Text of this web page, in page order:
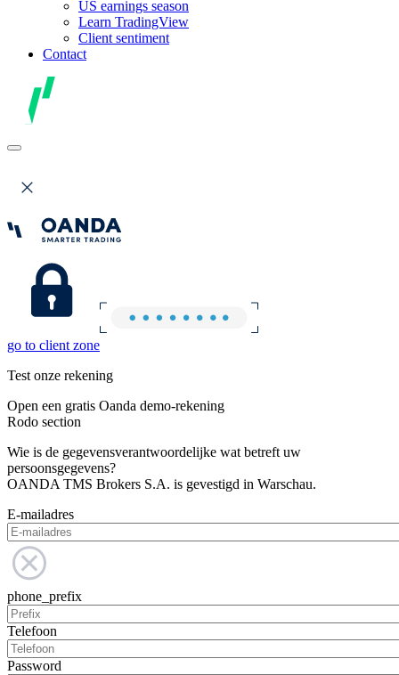
US earnings season
Learn TradingView
Client sentiment
Contact
go to client zone
Test onze rekening
Open een gratis Oanda demo-rekening
Rodo section
Wie is de gegevensverantwoordelijke wat betreft uw
persoonsgegevens?
OANDA TMS Brokers S.A. is gevestigd in Warschau.
E-mailadres
phone_prefix
Telefoon
Password